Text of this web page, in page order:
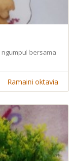
bersama
Ramaini oktavia